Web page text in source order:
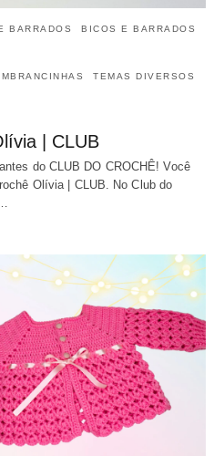
BARRADOS BICOS E BARRADOS
TEMAS DIVERSOS
| CLUB
do CLUB DO CROCHÊ! Você
Olívia | CLUB. No Club do